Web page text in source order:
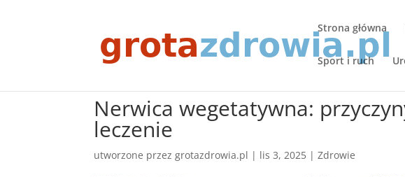
Strona główna
Sport i ruch
Nerwica wegetatywna:
leczenie
utworzone przezgrotazdrowia.pl | lis 3, 2025 |Zdrowie